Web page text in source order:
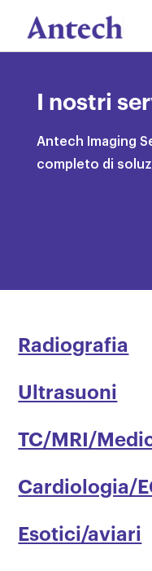
content
I nostri
Antech Imaging
completo di
Radiografia
Ultrasuoni
TC/MRI/
Cardiologia/
Esotici/aviari